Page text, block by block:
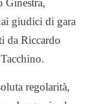
Ginestra,
giudici di gara
da Riccardo
regolarità,